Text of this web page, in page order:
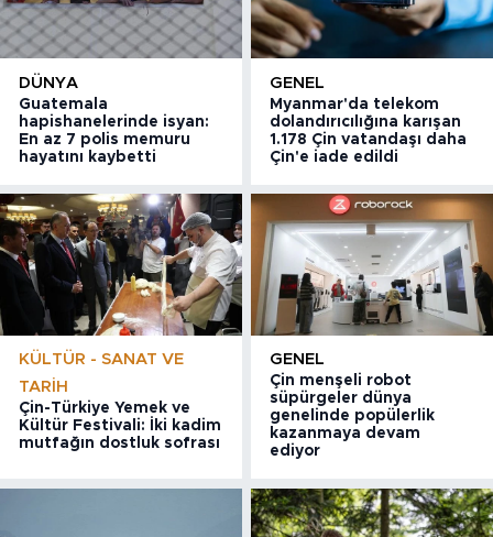
DÜNYA
Guatemala
hapishanelerinde isyan:
En az 7 polis memuru
hayatını kaybetti
GENEL
Myanmar'da telekom
dolandırıcılığına karışan
1.178 Çin vatandaşı daha
Çin'e iade edildi
KÜLTÜR - SANAT VE
TARIH
Çin-Türkiye Yemek ve
Kültür Festivali: İki kadim
mutfağın dostluk sofrası
GENEL
Çin menşeli robot
süpürgeler dünya
genelinde popülerlik
kazanmaya devam
ediyor